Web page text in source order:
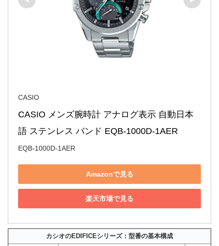
CASIO
CASIO メンズ腕時計 アナログ表示 自動日本
語 ステンレス バンド EQB-1000D-1AER
EQB-1000D-1AER
Amazonで見る
楽天市場で見る
カシオのEDIFICEシリーズ：型番の基本構成